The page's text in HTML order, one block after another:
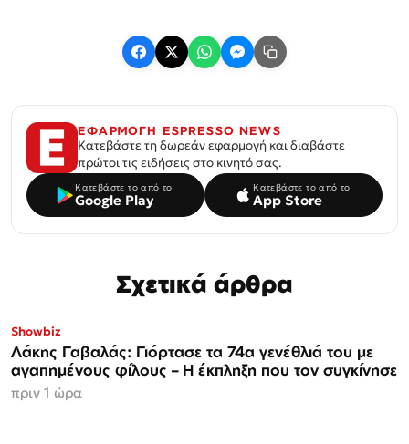
ΕΦΑΡΜΟΓΗ ESPRESSO NEWS
Κατεβάστε τη δωρεάν εφαρμογή και διαβάστε
πρώτοι τις ειδήσεις στο κινητό σας.
Κατεβάστε το από το
Google Play
Κατεβάστε το από το
App Store
Σχετικά άρθρα
Showbiz
Λάκης Γαβαλάς: Γιόρτασε τα 74α γενέθλιά του με
αγαπημένους φίλους – Η έκπληξη που τον συγκίνησε
πριν 1 ώρα